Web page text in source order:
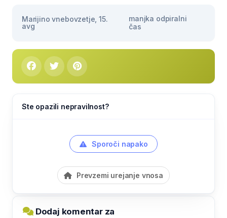
Marijino vnebovzetje, 15.
avg
manjka odpiralni
čas
Ste opazili nepravilnost?
Sporoči napako
Prevzemi urejanje vnosa
Dodaj komentar za